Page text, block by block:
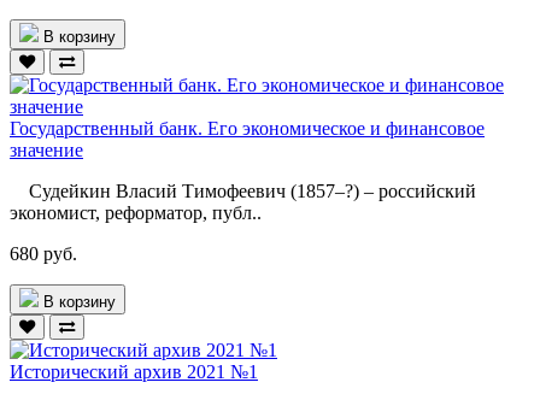
В корзину
Государственный банк. Его экономическое и финансовое
значение
Судейкин Власий Тимофеевич (1857–?) – российский
экономист, реформатор, публ..
680 руб.
В корзину
Исторический архив 2021 №1